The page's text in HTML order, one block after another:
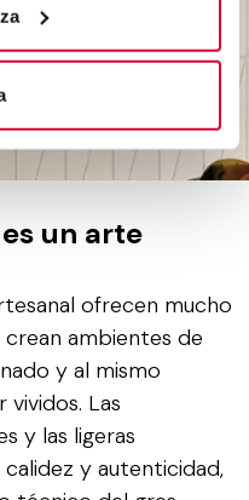
un arte
ofrecen mucho
crean ambientes de
y al mismo
Las
y las ligeras
y autenticidad,